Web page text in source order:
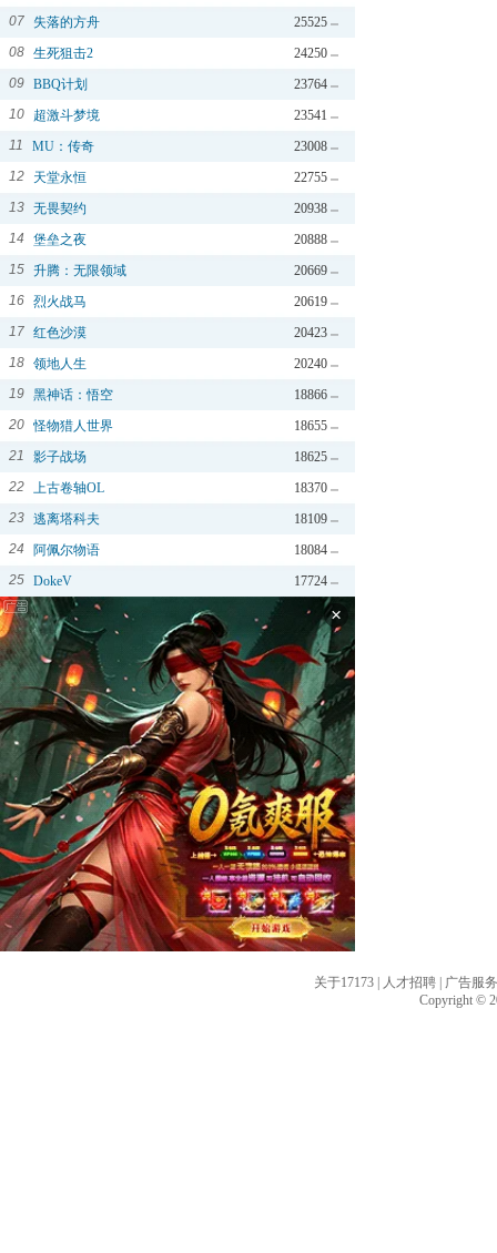
07
25525
失落的方舟
08
24250
生死狙击2
09
23764
BBQ计划
10
23541
超激斗梦境
11
23008
MU：传奇
12
22755
天堂永恒
13
20938
无畏契约
14
20888
堡垒之夜
15
20669
升腾：无限领域
16
20619
烈火战马
17
20423
红色沙漠
18
20240
领地人生
19
18866
黑神话：悟空
20
18655
怪物猎人世界
21
18625
影子战场
22
18370
上古卷轴OL
23
18109
逃离塔科夫
24
18084
阿佩尔物语
25
17724
DokeV
×
关于17173 人才招聘
广告服务
Copyright ©